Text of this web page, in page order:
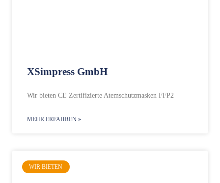
XSimpress GmbH
Wir bieten CE Zertifizierte Atemschutzmasken FFP2
MEHR ERFAHREN »
WIR BIETEN